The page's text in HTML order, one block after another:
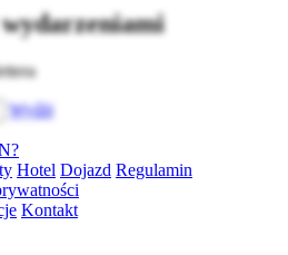
Wyślij
Hotel Dojazd Regulamin
Kontakt